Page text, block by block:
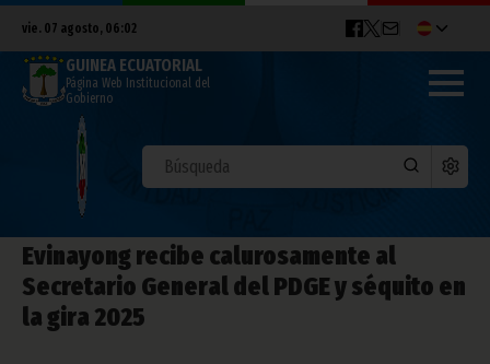
vie. 07 agosto, 06:02
GUINEA ECUATORIAL
Página Web Institucional del
Gobierno
Evinayong recibe calurosamente al
Secretario General del PDGE y séquito en
la gira 2025